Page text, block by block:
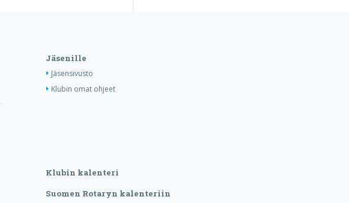
Jäsenille
Jäsensivusto
Klubin omat ohjeet
Klubin kalenteri
Suomen Rotaryn kalenteriin